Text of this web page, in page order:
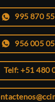
995 870
956 005
Telf: +51 480